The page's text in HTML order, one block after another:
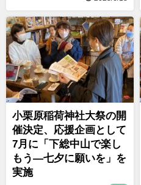
小栗原稲荷神社大祭の開
催決定、応援企画として
7月に「下総中山で楽し
もう―七夕に願いを」を
実施